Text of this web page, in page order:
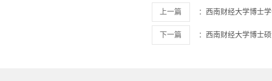
上一篇 ： 西南财经大学博士
下一篇 ： 西南财经大学博士